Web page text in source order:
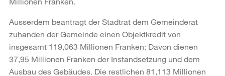
Ausserdem beantragt der Stadtrat dem Gemeinderat
zuhanden der Gemeinde einen Objektkredit von
insgesamt 119,063 Millionen Franken: Davon dienen
37,95 Millionen Franken der Instandsetzung und dem
Ausbau des Gebäudes. Die restlichen 81,113 Millionen